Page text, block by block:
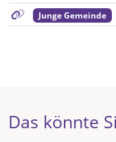
Junge Gemeinde
Das könnte